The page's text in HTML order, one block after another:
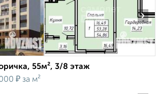
›
55м², 3/8 этаж
₽ за м²